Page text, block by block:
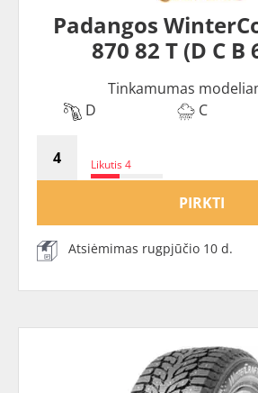
Padangos
870 82 T (D C B
Tinkamumas
D
C
Likutis 4
PIRKTI
Atsiėmimas rugpjūčio 10 d.